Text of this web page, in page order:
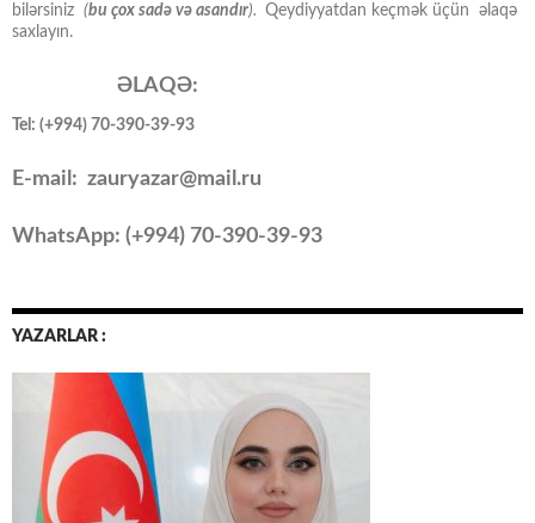
bilərsiniz (bu çox sadə və asandır). Qeydiyyatdan keçmək üçün əlaqə
saxlayın.
ƏLAQƏ:
Tel: (+994) 70-390-39-93
E-mail: zauryazar@mail.ru
WhatsApp: (+994) 70-390-39-93
YAZARLAR :